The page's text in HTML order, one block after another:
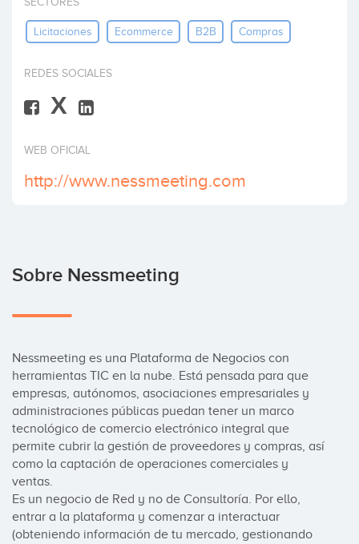
Licitaciones Ecommerce B2B Compras
REDES SOCIALES
X
WEB OFICIAL
http://www.nessmeeting.com
Sobre Nessmeeting
Nessmeeting es una Plataforma de Negocios con
herramientas TIC en la nube. Está pensada para que
empresas, autónomos, asociaciones empresariales y
administraciones públicas puedan tener un marco
tecnológico de comercio electrónico integral que
permite cubrir la gestión de proveedores y compras, así
como la captación de operaciones comerciales y
ventas.
Es un negocio de Red y no de Consultoría. Por ello,
entrar a la plataforma y comenzar a interactuar
(obteniendo información de tu mercado, gestionando